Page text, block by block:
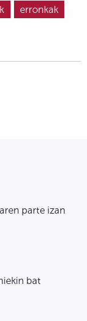
erronkak
parte izan
bat